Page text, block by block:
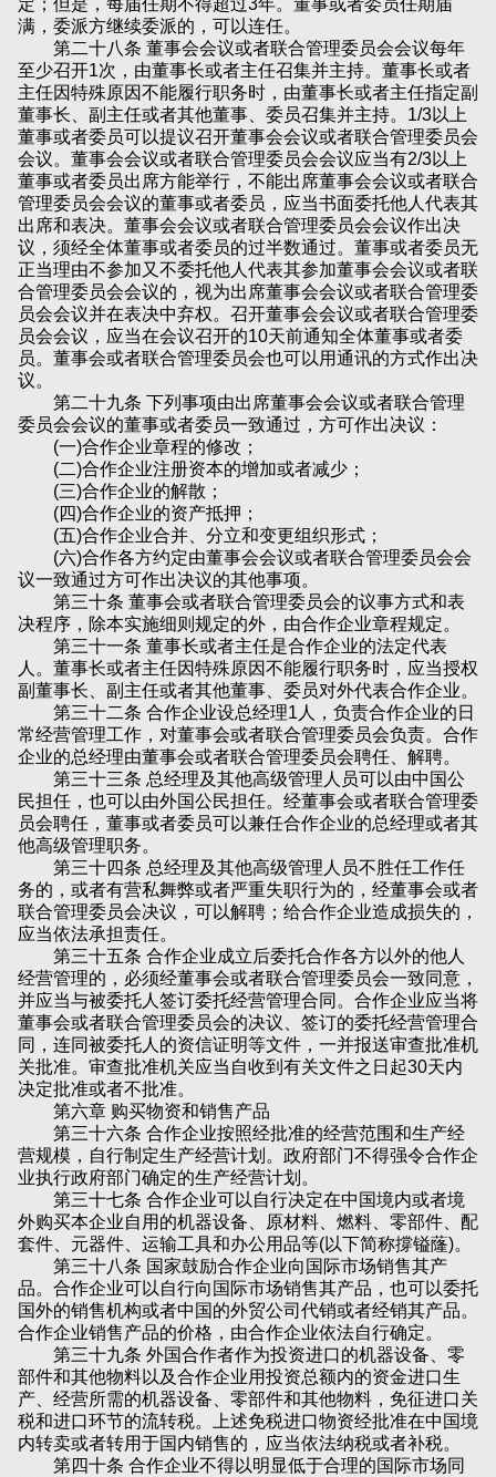
定；但是，每届任期不得超过3年。董事或者委员任期届
满，委派方继续委派的，可以连任。
第二十八条 董事会会议或者联合管理委员会会议每年
至少召开1次，由董事长或者主任召集并主持。董事长或者
主任因特殊原因不能履行职务时，由董事长或者主任指定副
董事长、副主任或者其他董事、委员召集并主持。1/3以上
董事或者委员可以提议召开董事会会议或者联合管理委员会
会议。董事会会议或者联合管理委员会会议应当有2/3以上
董事或者委员出席方能举行，不能出席董事会会议或者联合
管理委员会会议的董事或者委员，应当书面委托他人代表其
出席和表决。董事会会议或者联合管理委员会会议作出决
议，须经全体董事或者委员的过半数通过。董事或者委员无
正当理由不参加又不委托他人代表其参加董事会会议或者联
合管理委员会会议的，视为出席董事会会议或者联合管理委
员会会议并在表决中弃权。召开董事会会议或者联合管理委
员会会议，应当在会议召开的10天前通知全体董事或者委
员。董事会或者联合管理委员会也可以用通讯的方式作出决
议。
第二十九条 下列事项由出席董事会会议或者联合管理
委员会会议的董事或者委员一致通过，方可作出决议：
(一)合作企业章程的修改；
(二)合作企业注册资本的增加或者减少；
(三)合作企业的解散；
(四)合作企业的资产抵押；
(五)合作企业合并、分立和变更组织形式；
(六)合作各方约定由董事会会议或者联合管理委员会会
议一致通过方可作出决议的其他事项。
第三十条 董事会或者联合管理委员会的议事方式和表
决程序，除本实施细则规定的外，由合作企业章程规定。
第三十一条 董事长或者主任是合作企业的法定代表
人。董事长或者主任因特殊原因不能履行职务时，应当授权
副董事长、副主任或者其他董事、委员对外代表合作企业。
第三十二条 合作企业设总经理1人，负责合作企业的日
常经营管理工作，对董事会或者联合管理委员会负责。合作
企业的总经理由董事会或者联合管理委员会聘任、解聘。
第三十三条 总经理及其他高级管理人员可以由中国公
民担任，也可以由外国公民担任。经董事会或者联合管理委
员会聘任，董事或者委员可以兼任合作企业的总经理或者其
他高级管理职务。
第三十四条 总经理及其他高级管理人员不胜任工作任
务的，或者有营私舞弊或者严重失职行为的，经董事会或者
联合管理委员会决议，可以解聘；给合作企业造成损失的，
应当依法承担责任。
第三十五条 合作企业成立后委托合作各方以外的他人
经营管理的，必须经董事会或者联合管理委员会一致同意，
并应当与被委托人签订委托经营管理合同。合作企业应当将
董事会或者联合管理委员会的决议、签订的委托经营管理合
同，连同被委托人的资信证明等文件，一并报送审查批准机
关批准。审查批准机关应当自收到有关文件之日起30天内
决定批准或者不批准。
第六章 购买物资和销售产品
第三十六条 合作企业按照经批准的经营范围和生产经
营规模，自行制定生产经营计划。政府部门不得强令合作企
业执行政府部门确定的生产经营计划。
第三十七条 合作企业可以自行决定在中国境内或者境
外购买本企业自用的机器设备、原材料、燃料、零部件、配
套件、元器件、运输工具和办公用品等(以下简称撐镒蕯)。
第三十八条 国家鼓励合作企业向国际市场销售其产
品。合作企业可以自行向国际市场销售其产品，也可以委托
国外的销售机构或者中国的外贸公司代销或者经销其产品。
合作企业销售产品的价格，由合作企业依法自行确定。
第三十九条 外国合作者作为投资进口的机器设备、零
部件和其他物料以及合作企业用投资总额内的资金进口生
产、经营所需的机器设备、零部件和其他物料，免征进口关
税和进口环节的流转税。上述免税进口物资经批准在中国境
内转卖或者转用于国内销售的，应当依法纳税或者补税。
第四十条 合作企业不得以明显低于合理的国际市场同